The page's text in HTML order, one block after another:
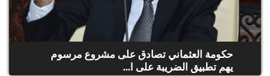
حكومة العثماني تصادق على مشروع مرسوم
يهم تطبيق الضريبة على ا...